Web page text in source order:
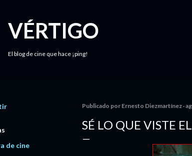
VÉRTIGO
El blog de cine que hace ¡ping!
de cine
Publicado por Ernesto Diezmartínez
SÉ LO QUE VISTE